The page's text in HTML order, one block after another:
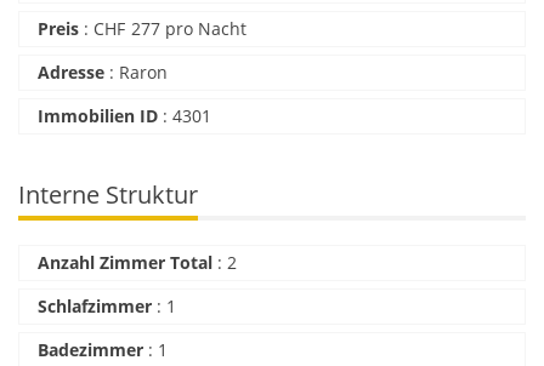
Preis : CHF 277 pro Nacht
Adresse : Raron
Immobilien ID : 4301
Interne Struktur
Anzahl Zimmer Total : 2
Schlafzimmer : 1
Badezimmer : 1